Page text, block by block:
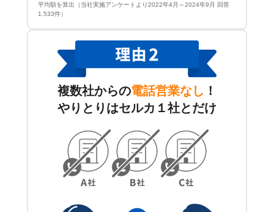
平均額を算出（当社実施アンケートより2022年4月～2024年9月 回答
1,533件）
複数社からの電話営業なし ！
やりとりはセルカ１社とだけ